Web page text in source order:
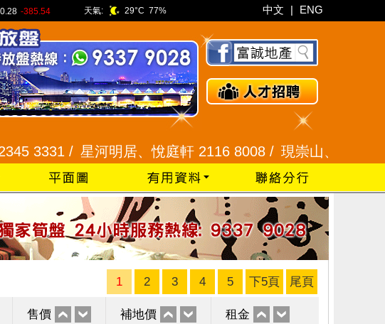
-385.54 天氣: 29°C 77% 中文 | ENG
/星河明居、悅庭軒 2116 8008 / 現崇山、譽港灣 2345
1 2 3 4 5 下5頁 尾頁
售價 補地價 租金